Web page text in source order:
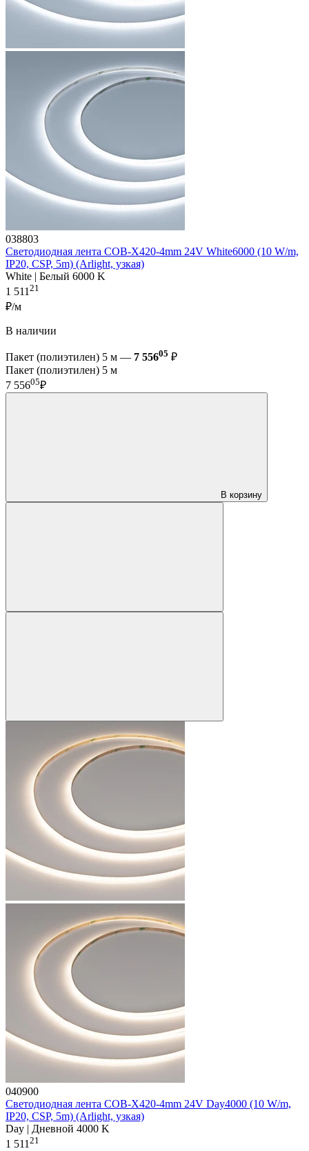
038803
Светодиодная лента COB-X420-4mm 24V White6000 (10 W/m,
IP20, CSP, 5m) (Arlight, узкая)
White | Белый 6000 K
1 51121
₽/м
В наличии
Пакет (полиэтилен) 5 м — 7 55605 ₽
Пакет (полиэтилен) 5 м
7 55605₽
В корзину
040900
Светодиодная лента COB-X420-4mm 24V Day4000 (10 W/m,
IP20, CSP, 5m) (Arlight, узкая)
Day | Дневной 4000 K
1 51121